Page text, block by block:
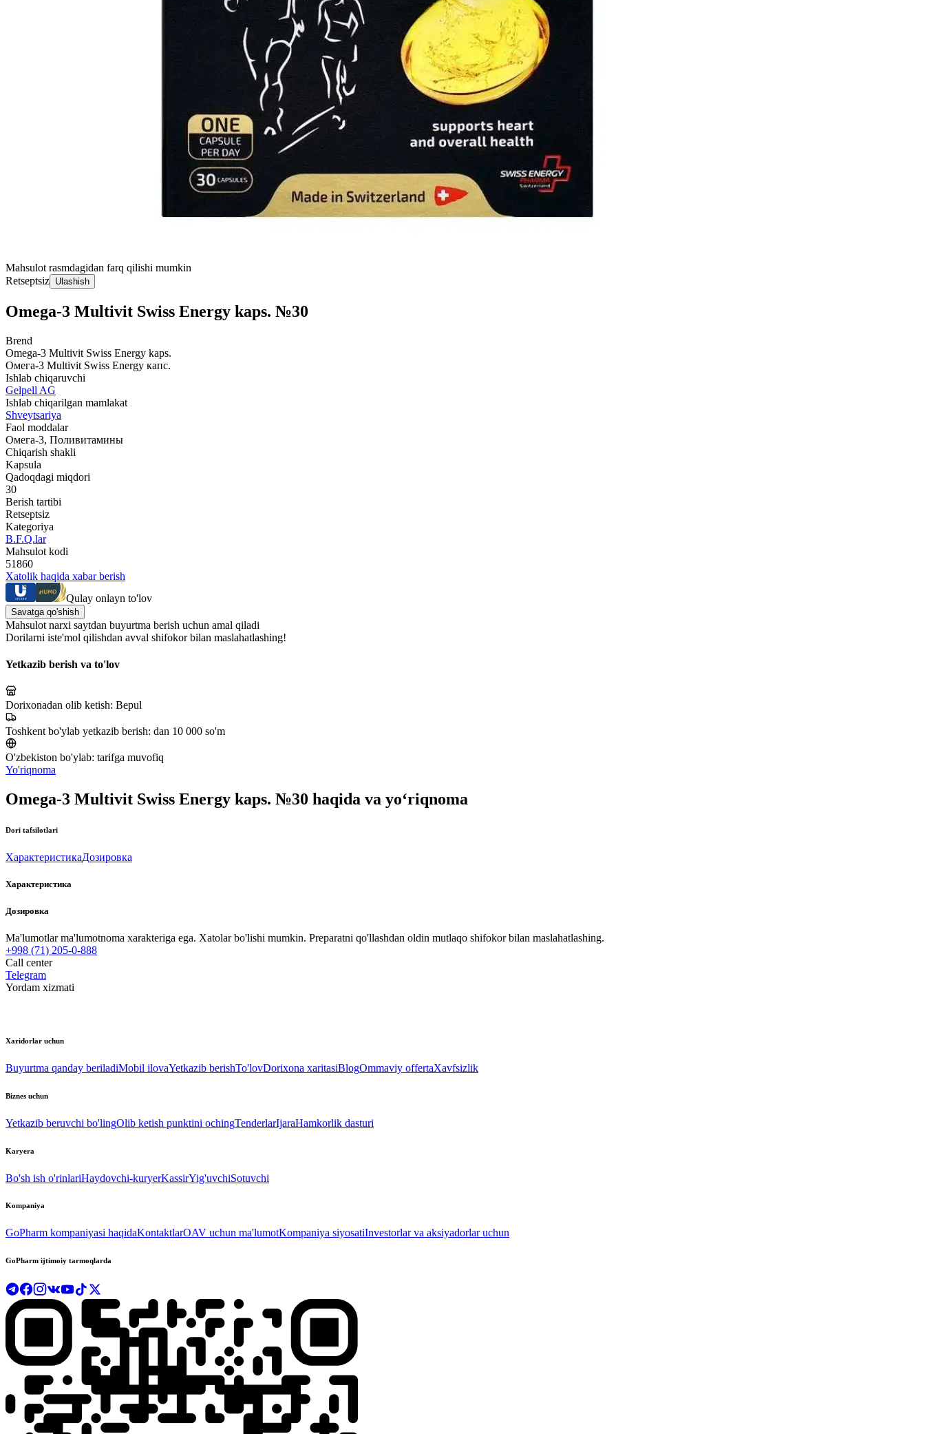
Mahsulot rasmdagidan farq qilishi mumkin
Retseptsiz Ulashish
Omega-3 Multivit Swiss Energy kaps. №30
Brend
Omega-3 Multivit Swiss Energy kaps.
Омега-3 Multivit Swiss Energy капс.
Ishlab chiqaruvchi
Gelpell AG
Ishlab chiqarilgan mamlakat
Shveytsariya
Faol moddalar
Омега-3, Поливитамины
Chiqarish shakli
Kapsula
Qadoqdagi miqdori
30
Berish tartibi
Retseptsiz
Kategoriya
B.F.Q.lar
Mahsulot kodi
51860
Xatolik haqida xabar berish
Qulay onlayn to'lov
Savatga qo'shish
Mahsulot narxi saytdan buyurtma berish uchun amal qiladi
Dorilarni iste'mol qilishdan avval shifokor bilan maslahatlashing!
Yetkazib berish va to'lov
Dorixonadan olib ketish: Bepul
Toshkent bo'ylab yetkazib berish: dan 10 000 so'm
O'zbekiston bo'ylab: tarifga muvofiq
Yo'riqnoma
Omega-3 Multivit Swiss Energy kaps. №30 haqida va yo‘riqnoma
Dori tafsilotlari
ХарактеристикаДозировка
Характеристика
Дозировка
Ma'lumotlar ma'lumotnoma xarakteriga ega. Xatolar bo'lishi mumkin. Preparatni qo'llashdan oldin mutlaqo shifokor bilan maslahatlashing.
+998 (71) 205-0-888
Call center
Telegram
Yordam xizmati
Xaridorlar uchun
Buyurtma qanday beriladiMobil ilovaYetkazib berishTo'lovDorixona xaritasiBlogOmmaviy offertaXavfsizlik
Biznes uchun
Yetkazib beruvchi bo'lingOlib ketish punktini ochingTenderlarIjaraHamkorlik dasturi
Karyera
Bo'sh ish o'rinlariHaydovchi-kuryerKassirYig'uvchiSotuvchi
Kompaniya
GoPharm kompaniyasi haqidaKontaktlarOAV uchun ma'lumotKompaniya siyosatiInvestorlar va aksiyadorlar uchun
GoPharm ijtimoiy tarmoqlarda